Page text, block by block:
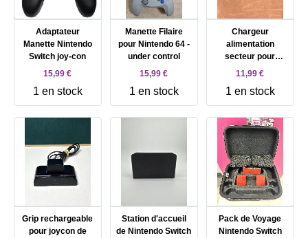
Adaptateur
Manette Nintendo
Switch joy-con
15,99 €
1 en stock
Manette Filaire
pour Nintendo 64 -
under control
15,99 €
1 en stock
Chargeur
alimentation
secteur pour
Nintendo
Super Nintendo)
11,99 €
1 en stock
Grip rechargeable
pour joycon de
Station d'accueil
de Nintendo Switch
Pack de Voyage
Nintendo Switch